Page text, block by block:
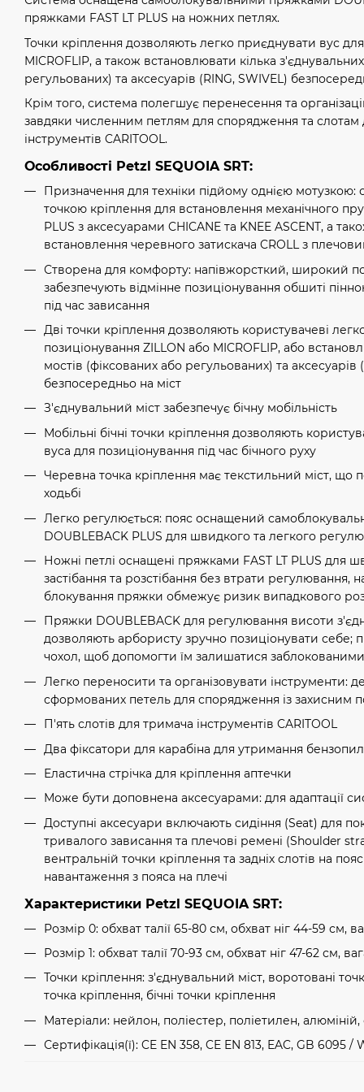
пряжками FAST LT PLUS на ножних петлях.
Точки кріплення дозволяють легко приєднувати вус
MICROFLIP, а також встановлювати кілька
регульованих) та аксесуарів (RING, SWIVEL)
Крім того, система полегшує перенесення та
завдяки численним петлям для спорядження та слотам
інструментів CARITOOL.
Особливості Petzl SEQUOIA SRT:
Призначення для техніки підйому однією
точкою кріплення для встановлення механічного
PLUS з аксесуарами CHICANE та KNEE ASCENT, а
встановлення черевного затискача CROLL з
Створена для комфорту: напівжорсткий, широкий
забезпечують відмінне позиціонування обшиті
під час зависання
Дві точки кріплення дозволяють користувачеві
позиціонування ZILLON або MICROFLIP, або
мостів (фіксованих або регульованих) та аксесуарів
безпосередньо на міст
З'єднувальний міст забезпечує бічну мобільність
Мобільні бічні точки кріплення дозволяють
вуса для позиціонування під час бічного руху
Черевна точка кріплення має текстильний міст,
ходьбі
Легко регулюється: пояс оснащений
DOUBLEBACK PLUS для швидкого та легкого
Ножні петлі оснащені пряжками FAST LT PLUS для
застібання та розстібання без втрати регулювання,
блокування пряжки обмежує ризик випадкового
Пряжки DOUBLEBACK для регулювання висоти
дозволяють арбористу зручно позиціонувати
чохол, щоб допомогти їм залишатися заблокованими
Легко переносити та організовувати інструменти:
сформованих петель для спорядження із захисним
П'ять слотів для тримача інструментів CARITOOL
Два фіксатори для карабіна для утримання
Еластична стрічка для кріплення аптечки
Може бути доповнена аксесуарами: для адаптації
Доступні аксесуари включають сидіння (Seat) для
тривалого зависання та плечові ремені (Shoulder
вентральній точки кріплення та задніх слотів на
навантаження з пояса на плечі
Характеристики Petzl SEQUOIA SRT:
Розмір 0: обхват талії 65-80 см, обхват ніг 44-59 см,
Розмір 1: обхват талії 70-93 см, обхват ніг 47-62 см,
Точки кріплення: з'єднувальний міст, воротовані
точка кріплення, бічні точки кріплення
Матеріали: нейлон, поліестер, поліетилен, алюміній,
Сертифікація(ї): CE EN 358, CE EN 813, EAC, GB 6095 /